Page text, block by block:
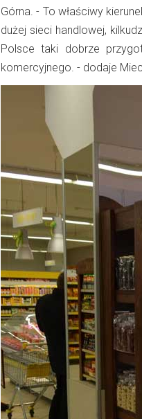
Górna. - To właściwy
dużej sieci handlowej,
Polsce taki dobrze
komercyjnego. - dodaje